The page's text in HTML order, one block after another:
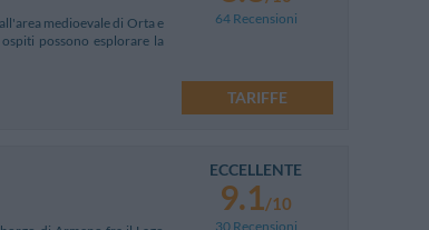
medioevale di Orta e
possono esplorare la
64 Recensioni
TARIFFE
ECCELLENTE
9.1/10
30 Recensioni